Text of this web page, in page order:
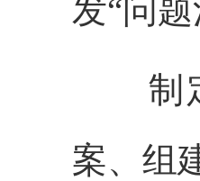
发“问
制
案、组